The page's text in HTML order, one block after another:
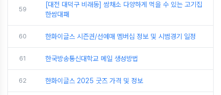
59
[대전 대덕구 비래동] 쌈채소 다양하게 먹을 수 있는 고기집
한쌈대패
60 한화이글스 시즌권/선예매 멤버십 정보 및 시범경기 일정
61 한국방송통신대학교 메일 생성방법
62 한화이글스 2025 굿즈 가격 및 정보